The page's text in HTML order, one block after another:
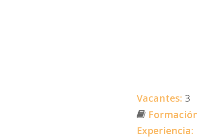
Vacantes: 3
Experiencia: